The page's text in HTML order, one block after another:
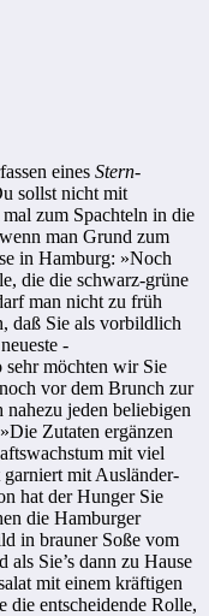
eines Stern-
sollst nicht mit
zum Spachteln in die
man Grund zum
in Hamburg: »Noch
die die schwarz-grüne
man nicht zu früh
daß Sie als vorbildlich
sehr möchten wir Sie
vor dem Brunch zur
jeden beliebigen
Zutaten ergänzen
mit viel
garniert mit Ausländer­
hat der Hunger Sie
die Hamburger
in brauner Soße vom
Sie’s dann zu Hause
mit einem kräftigen
die entscheidende Rolle,